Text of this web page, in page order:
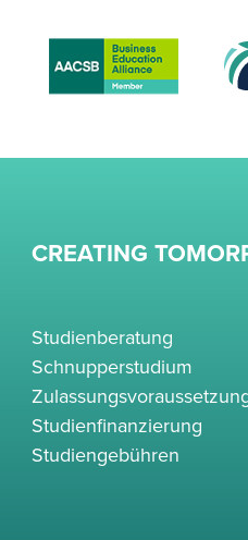
CREATING
Studienberatung
Schnupperstudium
Studienfinanzierung
Studiengebühren